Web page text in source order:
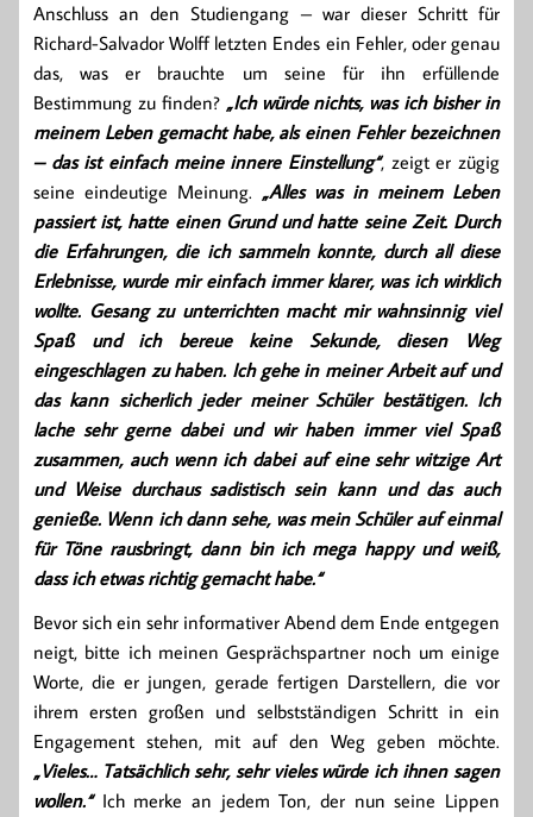
Anschluss an den Studiengang – war dieser Schritt für
Richard-Salvador Wolff letzten Endes ein Fehler, oder genau
das, was er brauchte um seine für ihn erfüllende
Bestimmung zu finden? „Ich würde nichts, was ich bisher in
meinem Leben gemacht habe, als einen Fehler bezeichnen
– das ist einfach meine innere Einstellung“, zeigt er zügig
seine eindeutige Meinung. „Alles was in meinem Leben
passiert ist, hatte einen Grund und hatte seine Zeit. Durch
die Erfahrungen, die ich sammeln konnte, durch all diese
Erlebnisse, wurde mir einfach immer klarer, was ich wirklich
wollte. Gesang zu unterrichten macht mir wahnsinnig viel
Spaß und ich bereue keine Sekunde, diesen Weg
eingeschlagen zu haben. Ich gehe in meiner Arbeit auf und
das kann sicherlich jeder meiner Schüler bestätigen. Ich
lache sehr gerne dabei und wir haben immer viel Spaß
zusammen, auch wenn ich dabei auf eine sehr witzige Art
und Weise durchaus sadistisch sein kann und das auch
genieße. Wenn ich dann sehe, was mein Schüler auf einmal
für Töne rausbringt, dann bin ich mega happy und weiß,
dass ich etwas richtig gemacht habe.“
Bevor sich ein sehr informativer Abend dem Ende entgegen
neigt, bitte ich meinen Gesprächspartner noch um einige
Worte, die er jungen, gerade fertigen Darstellern, die vor
ihrem ersten großen und selbstständigen Schritt in ein
Engagement stehen, mit auf den Weg geben möchte.
„Vieles… Tatsächlich sehr, sehr vieles würde ich ihnen sagen
wollen.“ Ich merke an jedem Ton, der nun seine Lippen